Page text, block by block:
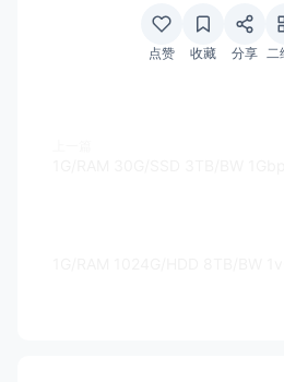
点赞 收藏 分享 二